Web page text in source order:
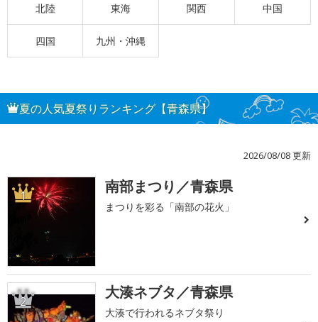
北陸 東海 関西 中国
四国 九州・沖縄
夏の人気夏祭りランキング【青森県】
2026/08/08 更新
1 南部まつり／青森県
まつりを彩る「南部の花火」
2 大湊ネブタ／青森県
大湊で行われるネブタ祭り